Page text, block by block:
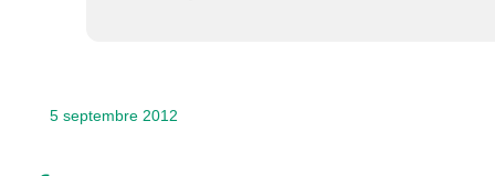
5 septembre 2012